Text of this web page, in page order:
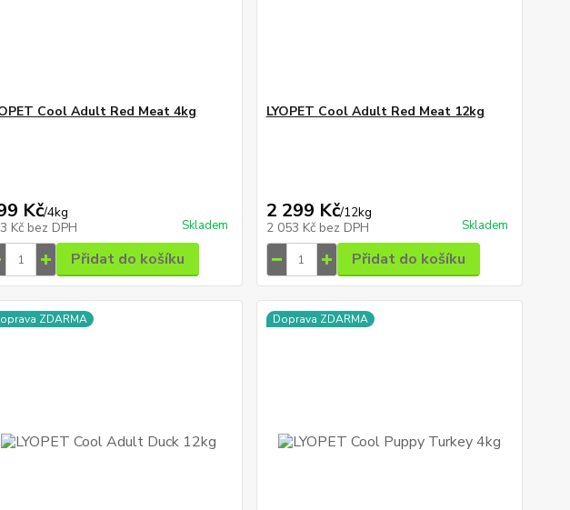
Cool Adult Red Meat 4kg
Kč/4kg
Kč bez DPH Skladem
Přidat do košíku
LYOPET Cool Adult Red Meat 12kg
2 299 Kč/12kg
2 053 Kč bez DPH Skladem
Přidat do košíku
ZDARMA Doprava ZDARMA